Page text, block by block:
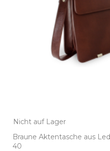
Nicht auf Lager
Braune Aktentasche aus
40